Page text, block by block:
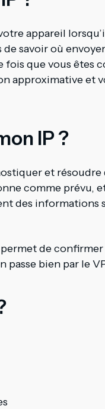
appareil
savoir où
que vous êtes
et
IP ?
et résoudre
comme prévu,
des informations
de
bien par le